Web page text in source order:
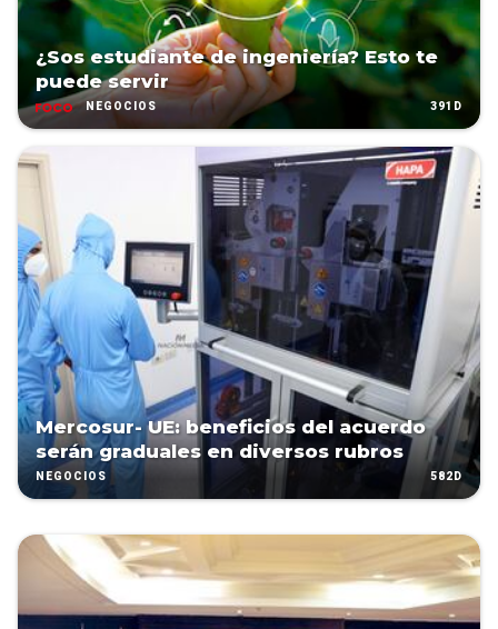
¿Sos estudiante de ingeniería? Esto te
puede servir
NEGOCIOS 391D
Mercosur- UE: beneficios del acuerdo
serán graduales en diversos rubros
NEGOCIOS 582D